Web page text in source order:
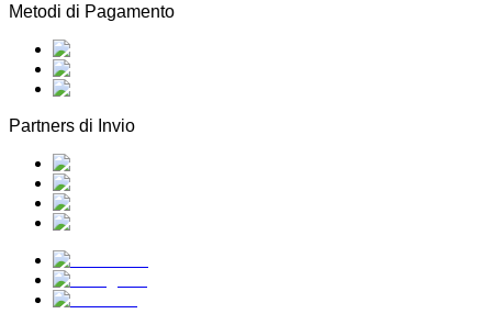
Metodi di Pagamento
Partners di Invio